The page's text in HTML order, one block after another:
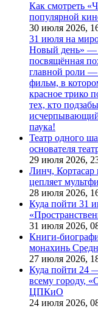
Как смотреть
популярной
30 июля 2026,
31 июля на
Новый день» —
посвящённая
главной роли
фильм, в
красное трико
тех, кто
паука!
Театр одного
основателя
29 июля 2026,
Линч,
цепляет
28 июля 2026,
Куда пойти 31
31 июля 2026,
Книги-
монахинь
27 июля 2026,
Куда пойти 24
всему городу,
ЦПКиО
24 июля 2026,